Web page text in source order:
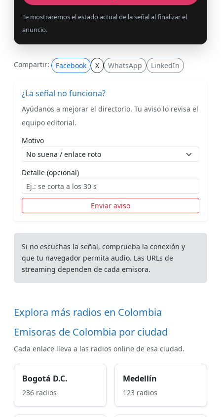
Te mostraremos el estado actual de la señal al finalizar el
anuncio.
Compartir: Facebook X WhatsApp LinkedIn
¿La señal no funciona?
Ayúdanos a mejorar el directorio. Tu aviso lo revisa el
equipo editorial.
Motivo
Detalle (opcional)
Enviar aviso
Si no escuchas la señal, comprueba la conexión y
que tu navegador permita audio. Las URLs de
streaming dependen de cada emisora.
Explora más radios en Colombia
Emisoras de Colombia por ciudad
Cada enlace lleva a las radios online de esa ciudad.
Bogotá D.C.
236 radios
Medellín
123 radios